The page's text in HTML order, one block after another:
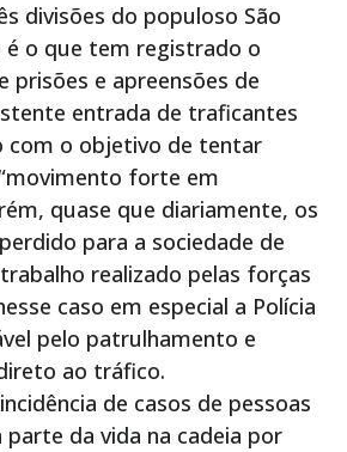
divisões do populoso São
é o que tem registrado o
prisões e apreensões de
entrada de traficantes
com o objetivo de tentar
forte em
quase que diariamente, os
para a sociedade de
realizado pelas forças
caso em especial a Polícia
pelo patrulhamento e
ao tráfico.
de casos de pessoas
da vida na cadeia por